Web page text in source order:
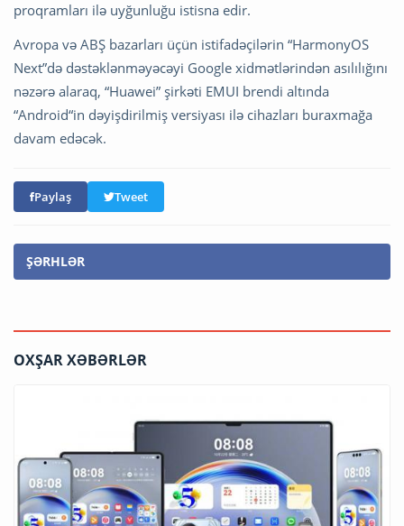
proqramları ilə uyğunluğu istisna edir.
Avropa və ABŞ bazarları üçün istifadəçilərin “HarmonyOS
Next”də dəstəklənməyəcəyi Google xidmətlərindən asılılığını
nəzərə alaraq, “Huawei” şirkəti EMUI brendi altında
“Android“in dəyişdirilmiş versiyası ilə cihazları buraxmağa
davam edəcək.
Paylaş Tweet
ŞƏRHLƏR
OXŞAR XƏBƏRLƏR